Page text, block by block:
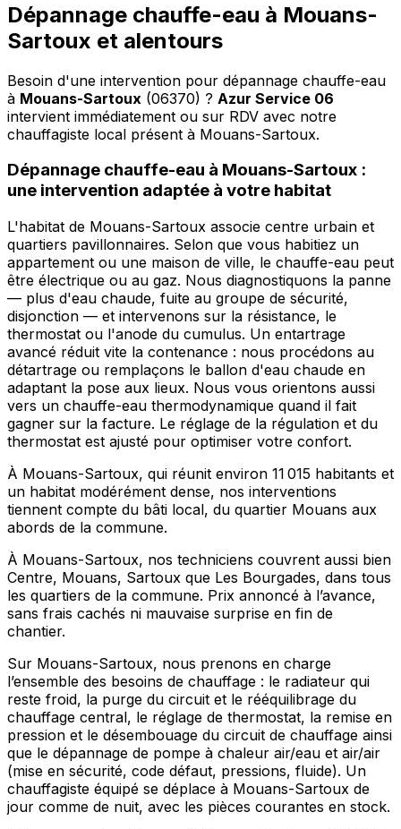
Dépannage chauffe-eau à Mouans-
Sartoux et alentours
Besoin d'une intervention pour dépannage chauffe-eau
à Mouans-Sartoux (06370) ? Azur Service 06
intervient immédiatement ou sur RDV avec notre
chauffagiste local présent à Mouans-Sartoux.
Dépannage chauffe-eau à Mouans-Sartoux :
une intervention adaptée à votre habitat
L'habitat de Mouans-Sartoux associe centre urbain et
quartiers pavillonnaires. Selon que vous habitiez un
appartement ou une maison de ville, le chauffe-eau peut
être électrique ou au gaz. Nous diagnostiquons la panne
— plus d'eau chaude, fuite au groupe de sécurité,
disjonction — et intervenons sur la résistance, le
thermostat ou l'anode du cumulus. Un entartrage
avancé réduit vite la contenance : nous procédons au
détartrage ou remplaçons le ballon d'eau chaude en
adaptant la pose aux lieux. Nous vous orientons aussi
vers un chauffe-eau thermodynamique quand il fait
gagner sur la facture. Le réglage de la régulation et du
thermostat est ajusté pour optimiser votre confort.
À Mouans-Sartoux, qui réunit environ 11 015 habitants et
un habitat modérément dense, nos interventions
tiennent compte du bâti local, du quartier Mouans aux
abords de la commune.
À Mouans-Sartoux, nos techniciens couvrent aussi bien
Centre, Mouans, Sartoux que Les Bourgades, dans tous
les quartiers de la commune. Prix annoncé à l’avance,
sans frais cachés ni mauvaise surprise en fin de
chantier.
Sur Mouans-Sartoux, nous prenons en charge
l’ensemble des besoins de chauffage : le radiateur qui
reste froid, la purge du circuit et le rééquilibrage du
chauffage central, le réglage de thermostat, la remise en
pression et le désembouage du circuit de chauffage ainsi
que le dépannage de pompe à chaleur air/eau et air/air
(mise en sécurité, code défaut, pressions, fluide). Un
chauffagiste équipé se déplace à Mouans-Sartoux de
jour comme de nuit, avec les pièces courantes en stock.